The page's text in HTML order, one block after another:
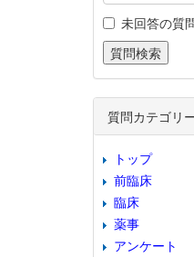
未回答の質
質問カテゴリ
トップ
前臨床
臨床
薬事
アンケート